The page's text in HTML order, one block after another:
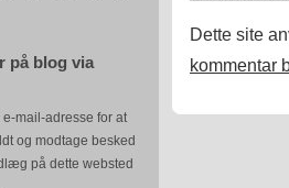
på blog via
e-mail-adresse for at
og modtage besked
på dette websted
Dette site
kommentar